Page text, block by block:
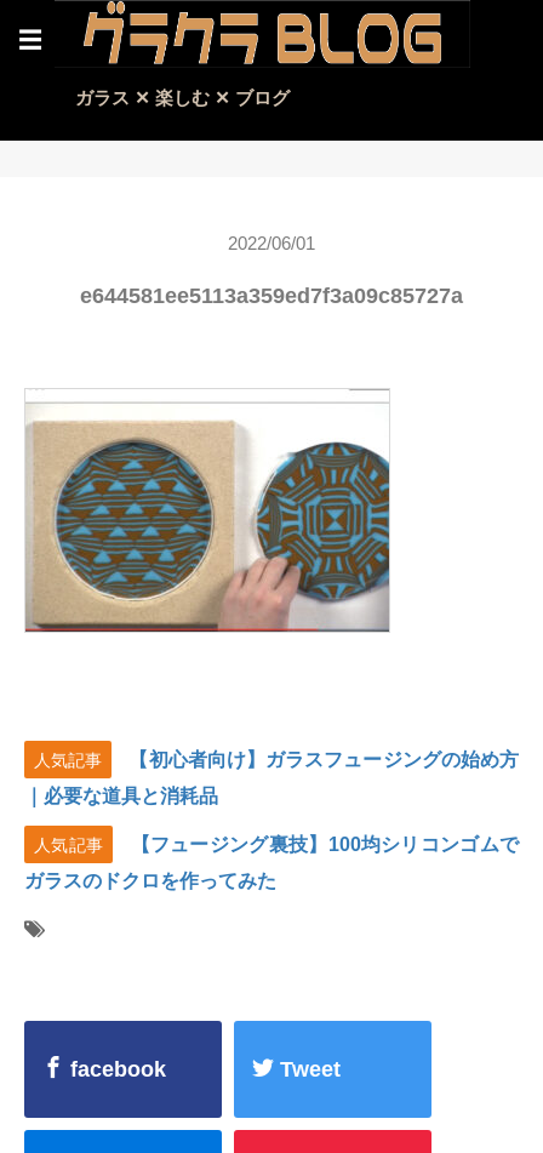
☰
ガラス ✕ 楽しむ ✕ ブログ
2022/06/01
e644581ee5113a359ed7f3a09c85727a
人気記事
【初心者向け】ガラスフュージングの始め方
｜必要な道具と消耗品
人気記事
【フュージング裏技】100均シリコンゴムで
ガラスのドクロを作ってみた
facebook Tweet